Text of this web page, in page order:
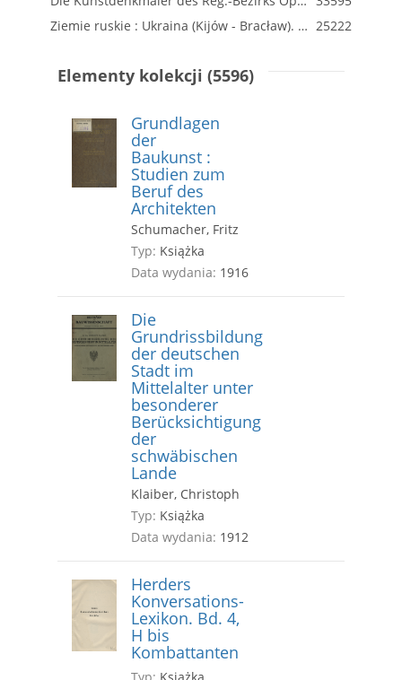
Ziemie ruskie : Ukraina (Kijów - Bracław). Dział 1 25222
Elementy kolekcji (5596)
Grundlagen
der
Baukunst :
Studien zum
Beruf des
Architekten
Schumacher, Fritz
Typ: Książka
Data wydania: 1916
Die
Grundrissbildung
der deutschen
Stadt im
Mittelalter unter
besonderer
Berücksichtigung
der
schwäbischen
Lande
Klaiber, Christoph
Typ: Książka
Data wydania: 1912
Herders
Konversations-
Lexikon. Bd. 4,
H bis
Kombattanten